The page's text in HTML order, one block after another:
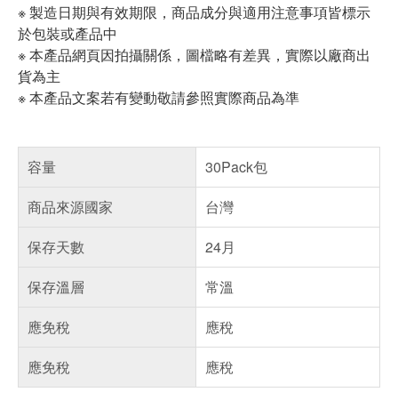
※ 製造日期與有效期限，商品成分與適用注意事項皆標示
於包裝或產品中
※ 本產品網頁因拍攝關係，圖檔略有差異，實際以廠商出
貨為主
※ 本產品文案若有變動敬請參照實際商品為準
容量
30Pack包
商品來源國家
台灣
保存天數
24月
保存溫層
常溫
應免稅
應稅
應免稅
應稅